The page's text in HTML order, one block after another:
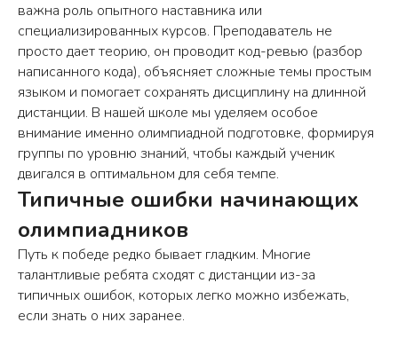
важна роль опытного наставника или
специализированных курсов. Преподаватель не
просто дает теорию, он проводит код-ревью (разбор
написанного кода), объясняет сложные темы простым
языком и помогает сохранять дисциплину на длинной
дистанции. В нашей школе мы уделяем особое
внимание именно олимпиадной подготовке, формируя
группы по уровню знаний, чтобы каждый ученик
двигался в оптимальном для себя темпе.
Типичные ошибки начинающих
олимпиадников
Путь к победе редко бывает гладким. Многие
талантливые ребята сходят с дистанции из-за
типичных ошибок, которых легко можно избежать,
если знать о них заранее.
Учтём ваши пожелания и
сориентируем по цене после пробного
занятия
Подберём программу и запишем на
вводный урок
Позвоним вам, уточним возраст
ПОМОЖЕМ ВЫБРАТЬ КУРС И
ЗАПИШЕМ НА БЕСПЛАТНОЕ
ВВОДНОЕ ЗАНЯТИЕ
ЗАПИСАТЬСЯ НА ЗАНЯТИЕ